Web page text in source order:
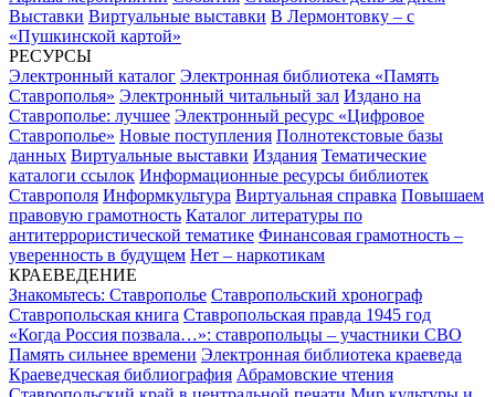
Выставки Виртуальные выставки В Лермонтовку – с
«Пушкинской картой»
РЕСУРСЫ
Электронный каталог Электронная библиотека «Память
Ставрополья» Электронный читальный зал Издано на
Ставрополье: лучшее Электронный ресурс «Цифровое
Ставрополье» Новые поступления Полнотекстовые базы
данных Виртуальные выставки Издания Тематические
каталоги ссылок Информационные ресурсы библиотек
Ставрополя Информкультура Виртуальная справка Повышаем
правовую грамотность Каталог литературы по
антитеррористической тематике Финансовая грамотность –
уверенность в будущем Нет – наркотикам
КРАЕВЕДЕНИЕ
Знакомьтесь: Ставрополье Ставропольский хронограф
Ставропольская книга Ставропольская правда 1945 год
«Когда Россия позвала…»: ставропольцы – участники СВО
Память сильнее времени Электронная библиотека краеведа
Краеведческая библиография Абрамовские чтения